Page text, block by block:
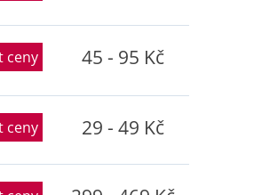
ceny 45 - 95 Kč
ceny 29 - 49 Kč